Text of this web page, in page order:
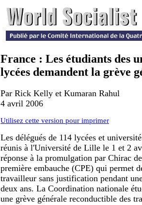
France : Les étudiants des
lycées demandent la grève
Par Rick Kelly et Kumaran Rahul
4 avril 2006
Utilisez cette version pour imprimer
Les délégués de 114 lycées et
réunis à l'Université de Lille le 1 et 2
réponse à la promulgation par Chirac
première embauche (CPE) qui permet
travailleur sans justification pendant
deux ans. La Coordination nationale
une grève générale reconductible des